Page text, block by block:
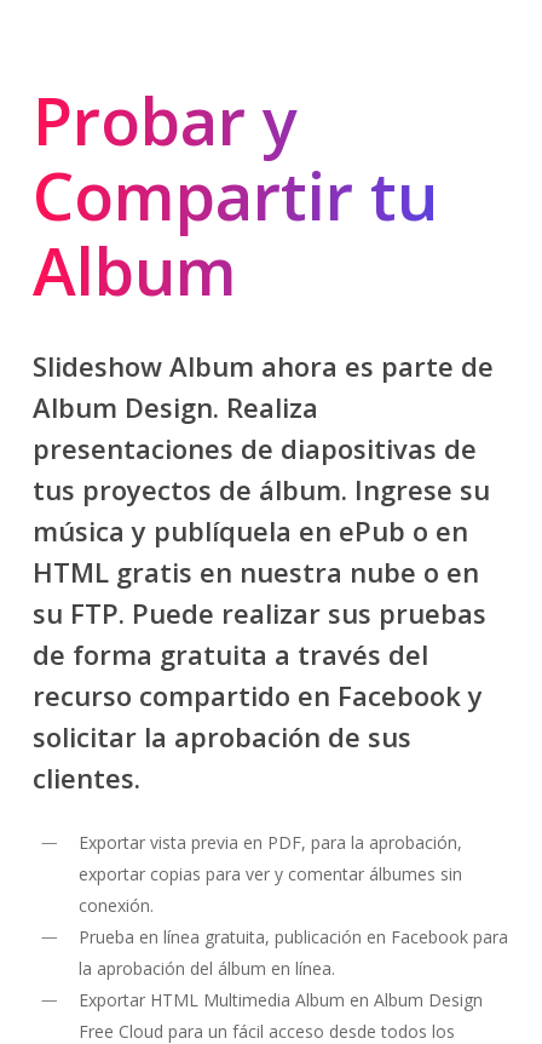
Probar y
Compartir tu
Album
Slideshow Album ahora es parte de
Album Design. Realiza
presentaciones de diapositivas de
tus proyectos de álbum. Ingrese su
música y publíquela en ePub o en
HTML gratis en nuestra nube o en
su FTP. Puede realizar sus pruebas
de forma gratuita a través del
recurso compartido en Facebook y
solicitar la aprobación de sus
clientes.
Exportar vista previa en PDF, para la aprobación,
exportar copias para ver y comentar álbumes sin
conexión.
Prueba en línea gratuita, publicación en Facebook para
la aprobación del álbum en línea.
Exportar HTML Multimedia Album en Album Design
Free Cloud para un fácil acceso desde todos los